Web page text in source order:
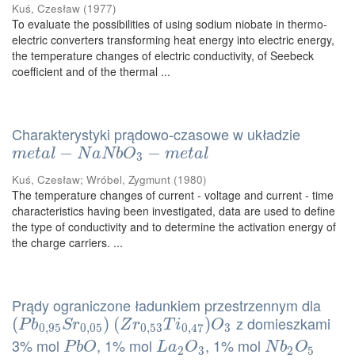
Kuś, Czesław (1977)
To evaluate the possibilities of using sodium niobate in thermo-
electric converters transforming heat energy into electric energy,
the temperature changes of electric conductivity, of Seebeck
coefficient and of the thermal ...
Charakterystyki prądowo-czasowe w układzie
metal − NaNbO3 − metal
metal− Na NbO3−met al
Kuś, Czesław; Wróbel, Zygmunt (1980)
The temperature changes of current - voltage and current - time
characteristics having been investigated, data are used to define
the type of conductivity and to determine the activation energy of
the charge carriers. ...
Prądy ograniczone ładunkiem przestrzennym dla
(Pb0,95Sr0,05)
(Pb0,95Sr0,05) (Zr0,53T i0,47)O3
(Zr0,53Ti0,47)O3
z domieszkami
3% mol PbO
PbO , 1% molLa2O3
La2O3 , 1% molNb2 O5
Nb2O5